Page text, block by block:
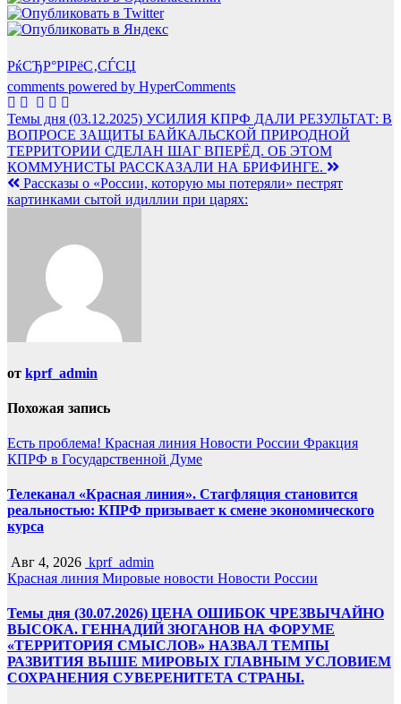
РќСЂР°РІРёС‚СЃСЏ
comments powered by HyperComments
Навигация
по
записям
Темы дня (03.12.2025) УСИЛИЯ КПРФ ДАЛИ РЕЗУЛЬТАТ: В
ВОПРОСЕ ЗАЩИТЫ БАЙКАЛЬСКОЙ ПРИРОДНОЙ
ТЕРРИТОРИИ СДЕЛАН ШАГ ВПЕРЁД. ОБ ЭТОМ
КОММУНИСТЫ РАССКАЗАЛИ НА БРИФИНГЕ.
Рассказы о «России, которую мы потеряли» пестрят
картинками сытой идиллии при царях:
от kprf_admin
Похожая запись
Есть проблема! Красная линия Новости России Фракция
КПРФ в Государственной Думе
Телеканал «Красная линия». Стагфляция становится
реальностью: КПРФ призывает к смене экономического
курса
Авг 4, 2026 kprf_admin
Красная линия Мировые новости Новости России
Темы дня (30.07.2026) ЦЕНА ОШИБОК ЧРЕЗВЫЧАЙНО
ВЫСОКА. ГЕННАДИЙ ЗЮГАНОВ НА ФОРУМЕ
«ТЕРРИТОРИЯ СМЫСЛОВ» НАЗВАЛ ТЕМПЫ
РАЗВИТИЯ ВЫШЕ МИРОВЫХ ГЛАВНЫМ УСЛОВИЕМ
СОХРАНЕНИЯ СУВЕРЕНИТЕТА СТРАНЫ.